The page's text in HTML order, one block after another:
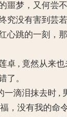
梦，又何尝不
没有害到芸若
跳的一刻，那
, 竟然从来也
。
泪抹去时 ,
没有我的命令